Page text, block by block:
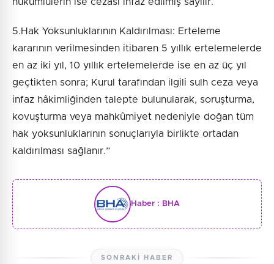
5.Hak Yoksunluklarının Kaldırılması: Erteleme
kararının verilmesinden itibaren 5 yıllık ertelemelerde
en az iki yıl, 10 yıllık ertelemelerde ise en az üç yıl
geçtikten sonra; Kurul tarafından ilgili sulh ceza veya
infaz hâkimliğinden talepte bulunularak, soruşturma,
kovuşturma veya mahkûmiyet nedeniyle doğan tüm
hak yoksunluklarının sonuçlarıyla birlikte ortadan
kaldırılması sağlanır.”
Haber : BHA
SONRAKI HABER